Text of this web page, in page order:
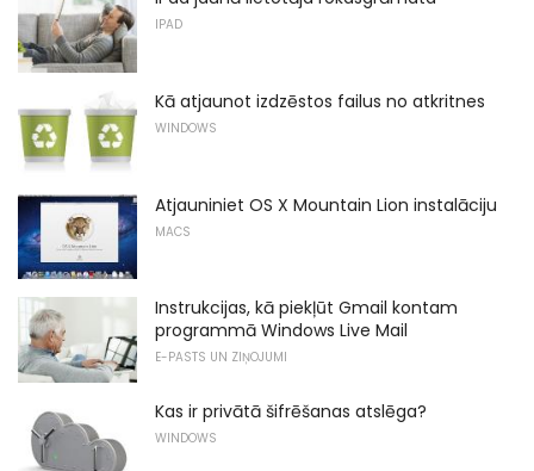
IPAD
Kā atjaunot izdzēstos failus no atkritnes
WINDOWS
Atjauniniet OS X Mountain Lion instalāciju
MACS
Instrukcijas, kā piekļūt Gmail kontam
programmā Windows Live Mail
E-PASTS UN ZIŅOJUMI
Kas ir privātā šifrēšanas atslēga?
WINDOWS